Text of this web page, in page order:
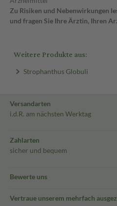
Zu Risiken und Nebenwirkungen
und fragen Sie Ihre Ärztin, Ihren
Weitere Produkte aus:
Strophanthus Globuli
Versandarten
i.d.R. am nächsten Werktag
Zahlarten
sicher und bequem
Bewerte uns
Vertraue unserem mehrfach